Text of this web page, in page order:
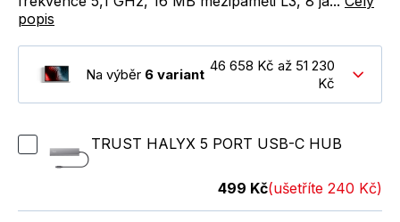
popis
Na výběr 6 variant
46 658 Kč až 51 230
Kč
TRUST HALYX 5 PORT USB-C HUB
499 Kč(ušetříte 240 Kč)